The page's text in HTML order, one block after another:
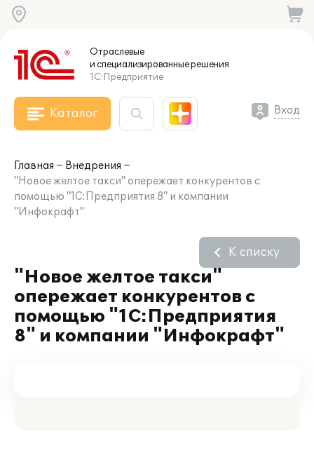
Отраслевые
и специализированныерешения
1С:Предприятие
Каталог Вход
Главная
Внедрения
"Новое желтое такси" опережает конкурентов с
помощью "1С:Предприятия 8" и компании
"Инфокрафт"
"Новое желтое такси"
опережает конкурентов с
помощью "1С:Предприятия
8" и компании "Инфокрафт"
К списку